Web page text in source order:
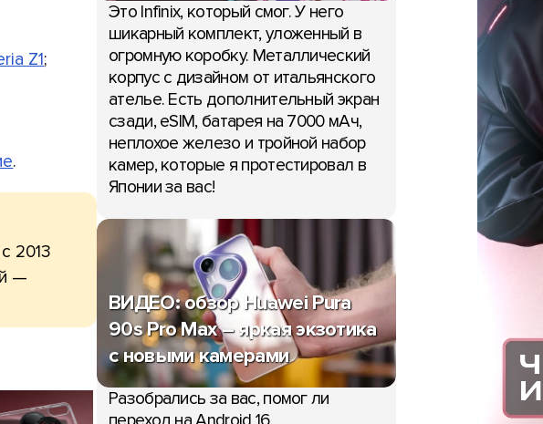
Z1;
.
2013
—
Это Infinix, который смог. У него
шикарный комплект, уложенный в
огромную коробку. Металлический
корпус с дизайном от итальянского
ателье. Есть дополнительный экран
сзади, eSIM, батарея на 7000 мАч,
неплохое железо и тройной набор
камер, которые я протестировал в
Японии за вас!
ВИДЕО: обзор Huawei Pura
90s Pro Max – яркая экзотика
с новыми камерами
Разобрались за вас, помог ли